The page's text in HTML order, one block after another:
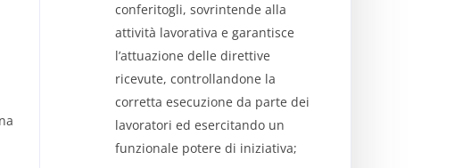
conferitogli, sovrintende alla
attività lavorativa e garantisce
l’attuazione delle direttive
ricevute, controllandone la
corretta esecuzione da parte dei
lavoratori ed esercitando un
funzionale potere di iniziativa;